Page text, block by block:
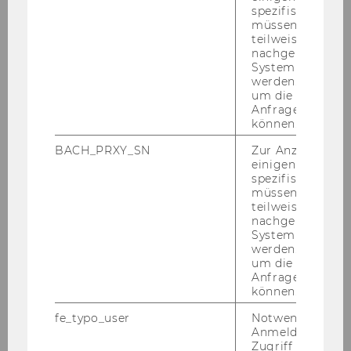
Publikationen
spezifischen
müssen
teilweise von
nachgelagerten
System
werden.
um die Antwort
Anfrage
können.
BACH_PRXY_SN
Zur Anzeige von
einigen WU-
spezifischen
müssen
teilweise von
nachgelagerten
System
werden.
um die Antwort
Anfrage
können.
fe_typo_user
Notwendig für
Anmeldung und
Zugriff auf